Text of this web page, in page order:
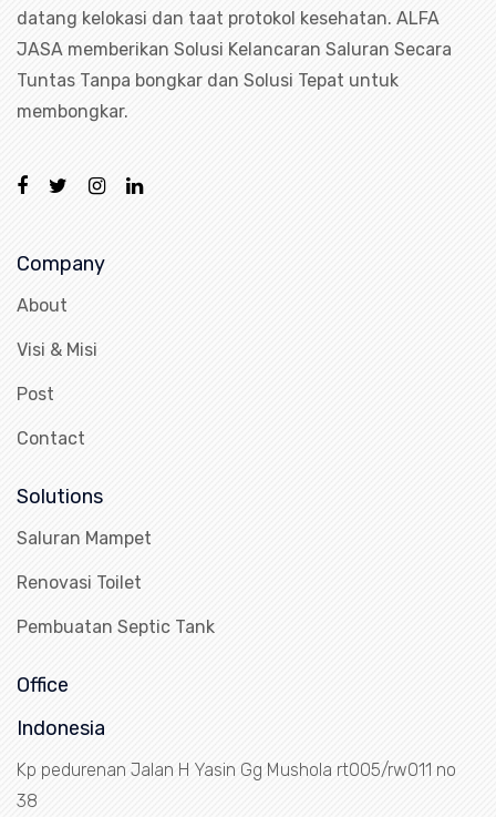
datang kelokasi dan taat protokol kesehatan. ALFA
JASA memberikan Solusi Kelancaran Saluran Secara
Tuntas Tanpa bongkar dan Solusi Tepat untuk
membongkar.
Company
About
Visi & Misi
Post
Contact
Solutions
Saluran Mampet
Renovasi Toilet
Pembuatan Septic Tank
Office
Indonesia
Kp pedurenan Jalan H Yasin Gg Mushola rt005/rw011 no
38